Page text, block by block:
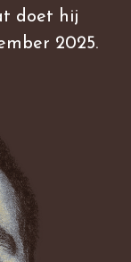
doet hij
2025.